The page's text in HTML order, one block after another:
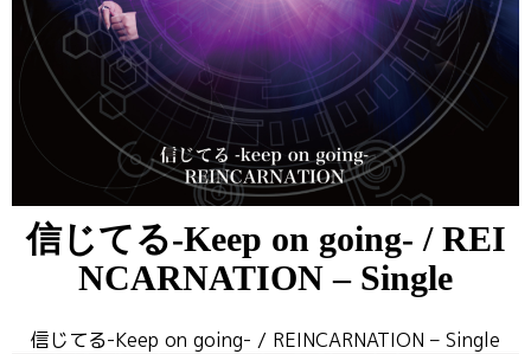
信じてる-Keep on going- / REI
NCARNATION – Single
信じてる-Keep on going- / REINCARNATION – Single